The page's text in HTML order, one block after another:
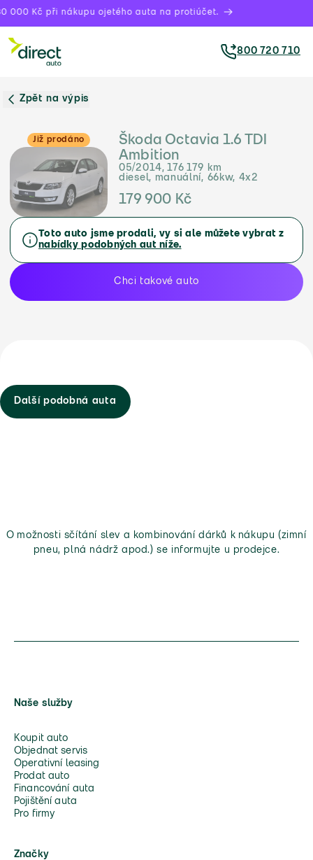
000 Kč při nákupu ojetého auta na protiúčet.
800 720 710
Zpět na výpis
Již prodáno
Škoda Octavia 1.6 TDI
Ambition
05/2014, 176 179 km
diesel, manuální, 66kw, 4x2
179 900 Kč
Toto auto jsme prodali, vy si ale můžete vybrat z
nabídky podobných aut níže.
Chci takové auto
Další podobná auta
O možnosti sčítání slev a kombinování dárků k nákupu (zimní
pneu, plná nádrž apod.) se informujte u prodejce.
Naše služby
Koupit auto
Objednat servis
Operativní leasing
Prodat auto
Financování auta
Pojištění auta
Pro firmy
Značky